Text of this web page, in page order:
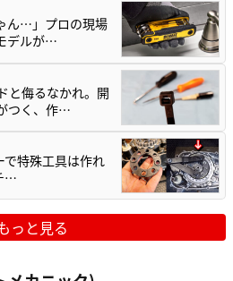
ん…」プロの現場
デルが…
と侮るなかれ。開
つく、作…
で特殊工具は作れ
…
っと見る